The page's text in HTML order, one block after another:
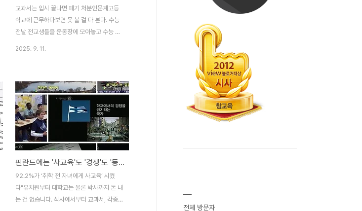
성 제국 대학'의 후신이라 할 수 있는, 서울대
학교도 문을 닫아야 한다. 이것은 당연히 말
도 안 되는..
교과서는 입시 끝나면 폐기 처분인문계고등
학교에 근무하다보면 못 볼 걸 다 본다. 수능
전날 전교생들을 운동장에 모아놓고 수능 대
휴지처리를 위해 싣고 가기 위해서다. 졸업까
지 아직도 3달이나 남아 있는데 교과서와 참
고서를 폐기처분하다니...? 자기가 소중하게
아끼던 물건은 버리기가 아까운게 보통사람
들의 정서다. 그런데 학생들은 왜 자신이 배
우던 소중한(?) 교과서를 미련없이 버리는
가? 우리나라와 같이 수학능력고사가 인생의
진로를 결정하는 나라에서 교과서란 곧 자신
의 분신과 같은 존재다. 한 학년 내내 교과서
에 밑줄을 긋고 외우고 하던 교과서..
2025. 9. 11.
핀란드에는 '사교육'도 '경쟁'도 '등수'도 없어요
92.2%가 ‘취학 전 자녀에게 사교육’ 시켰
다"유치원부터 대학교는 물론 박사까지 돈 내
는 건 없습니다. 식사에서부터 교과서, 각종
전체 방문자